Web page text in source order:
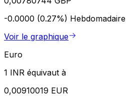
-0.0000 (0.27%) Hebdomadaire
Voir le graphique
Euro
1 INR équivaut à
0,00910019 EUR